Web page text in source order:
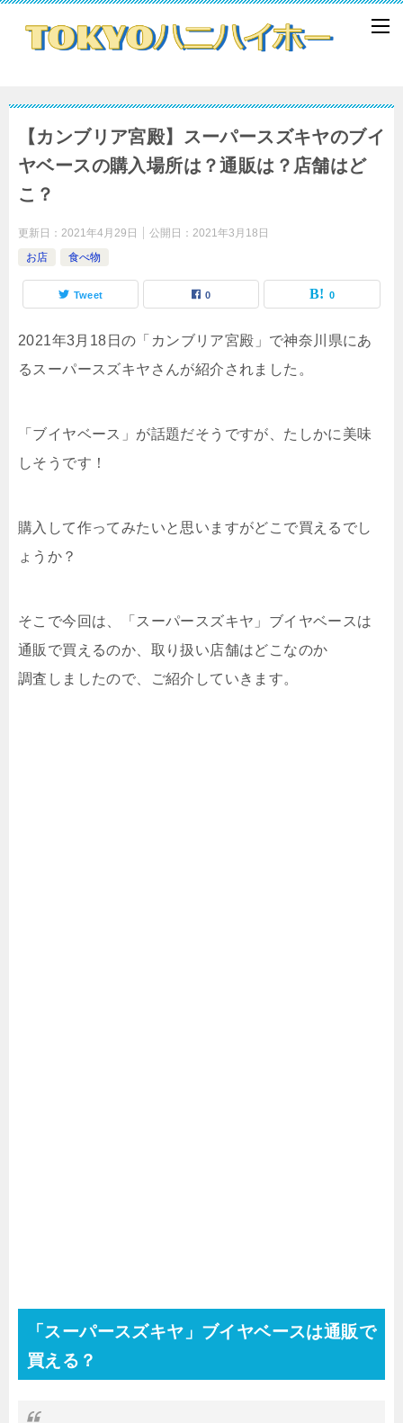
【カンブリア宮殿】スーパースズキヤのブイ
ヤベースの購入場所は？通販は？店舗はど
こ？
更新日： 2021年4月29日 公開日： 2021年3月18日
お店
食べ物
Tweet 0 0
2021年3月18日の「カンブリア宮殿」で神奈川県にあ
るスーパースズキヤさんが紹介されました。
「ブイヤベース」が話題だそうですが、たしかに美味
しそうです！
購入して作ってみたいと思いますがどこで買えるでし
ょうか？
そこで今回は、「スーパースズキヤ」ブイヤベースは
通販で買えるのか、取り扱い店舗はどこなのか
調査しましたので、ご紹介していきます。
「スーパースズキヤ」ブイヤベースは通販で
買える？